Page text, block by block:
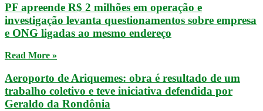
PF apreende R$ 2 milhões em operação e
investigação levanta questionamentos sobre empresa
e ONG ligadas ao mesmo endereço
Read More »
Aeroporto de Ariquemes: obra é resultado de um
trabalho coletivo e teve iniciativa defendida por
Geraldo da Rondônia